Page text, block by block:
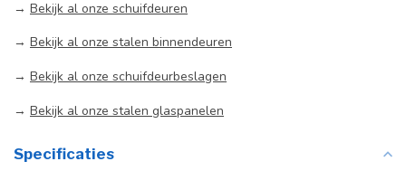
→ Bekijk al onze schuifdeuren
→ Bekijk al onze stalen binnendeuren
→ Bekijk al onze schuifdeurbeslagen
→ Bekijk al onze stalen glaspanelen
Specificaties